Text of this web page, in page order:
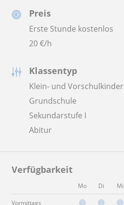
Preis
Erste Stunde kostenlos
20€/h
Klassentyp
Klein- und Vorschulkinder
Grundschule
Sekundarstufe I
Abitur
Verfügbarkeit
Mo Di Mi
Vormittags